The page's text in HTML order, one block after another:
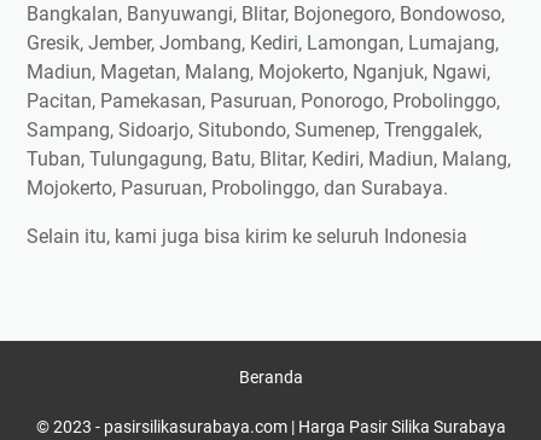
Bangkalan, Banyuwangi, Blitar, Bojonegoro, Bondowoso,
Gresik, Jember, Jombang, Kediri, Lamongan, Lumajang,
Madiun, Magetan, Malang, Mojokerto, Nganjuk, Ngawi,
Pacitan, Pamekasan, Pasuruan, Ponorogo, Probolinggo,
Sampang, Sidoarjo, Situbondo, Sumenep, Trenggalek,
Tuban, Tulungagung, Batu, Blitar, Kediri, Madiun, Malang,
Mojokerto, Pasuruan, Probolinggo, dan Surabaya.
Selain itu, kami juga bisa kirim ke seluruh Indonesia
Beranda
© 2023 - pasirsilikasurabaya.com | Harga Pasir Silika Surabaya